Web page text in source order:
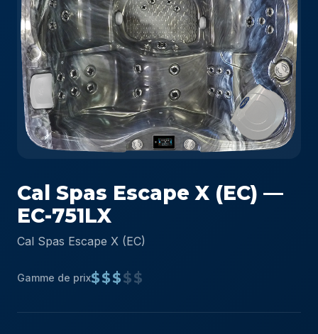
Cal Spas Escape X (EC) —
EC-751LX
Cal Spas Escape X (EC)
Gamme de prix$$$$$